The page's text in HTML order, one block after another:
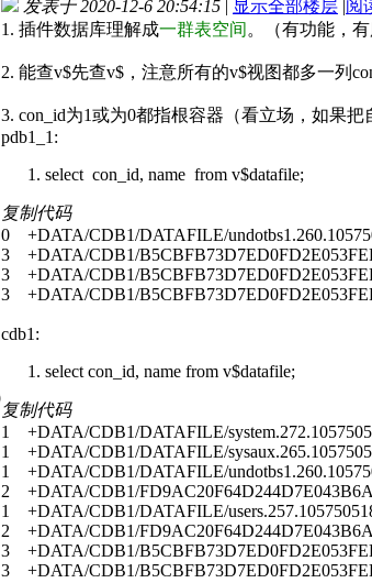
发表于 2020-12-6 20:54:15 | 显示全部楼层 |阅
1. 插件数据库理解成一群表空间 。（有功能，有
2. 能查v$先查v$，注意所有的v$视图都多一列
3. con_id为1或为0都指根容器（看立场，如果
pdb1_1:
select con_id, name from v$datafile;
复制代码
0 +DATA/CDB1/DATAFILE/
3 +DATA/CDB1/
3 +DATA/CDB1/
3 +DATA/CDB1/
cdb1:
select con_id, name from v$datafile;
复制代码
1 +DATA/CDB1/DATAFILE/
1 +DATA/CDB1/DATAFILE/
1 +DATA/CDB1/DATAFILE/
2 +DATA/CDB1/
1 +DATA/CDB1/DATAFILE/
2 +DATA/CDB1/
3 +DATA/CDB1/
3 +DATA/CDB1/